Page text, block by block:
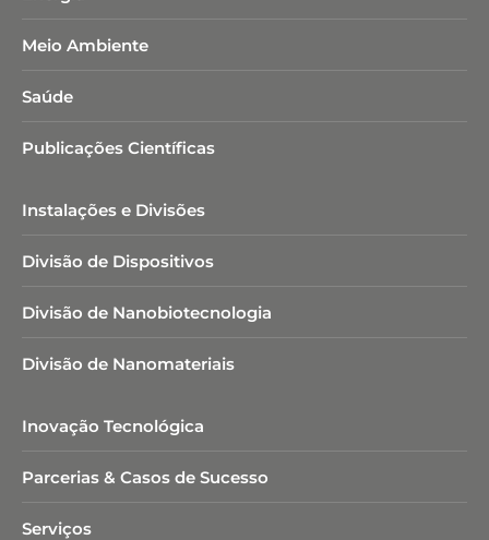
Meio Ambiente
Saúde
Publicações Científicas
Instalações e Divisões
Divisão de Dispositivos
Divisão de Nanobiotecnologia​
Divisão de Nanomateriais
Inovação Tecnológica
Parcerias & Casos de Sucesso
Serviços